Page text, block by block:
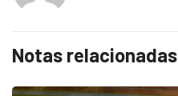
Notas relacionadas